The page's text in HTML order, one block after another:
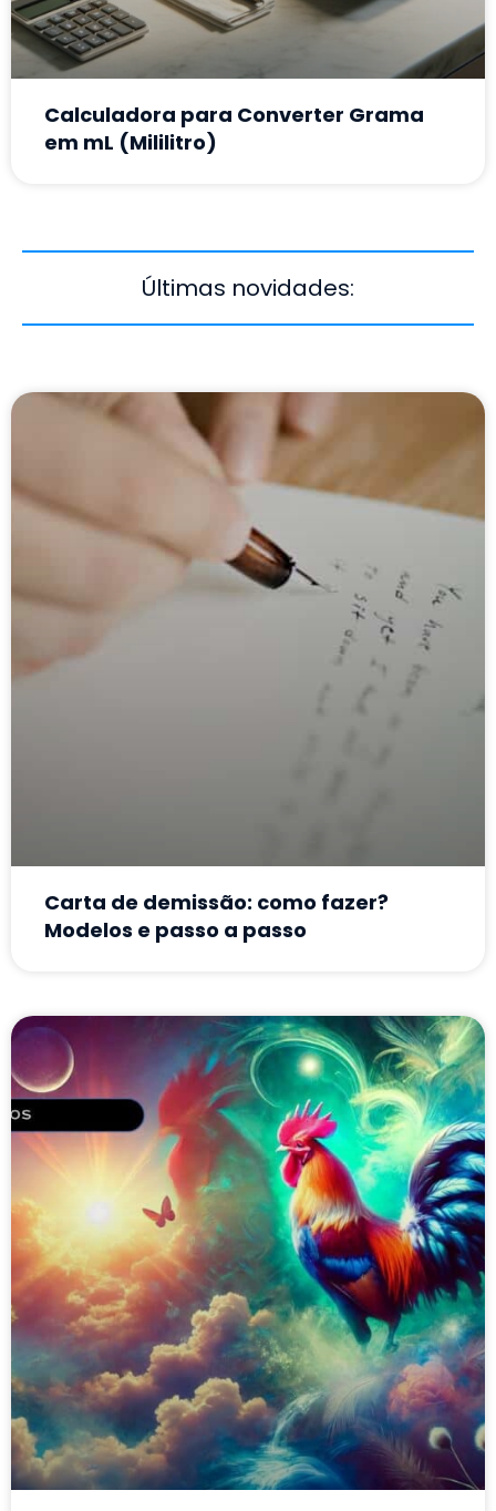
Calculadora para Converter Grama
em mL (Mililitro)
Últimas novidades:
Carta de demissão: como fazer?
Modelos e passo a passo